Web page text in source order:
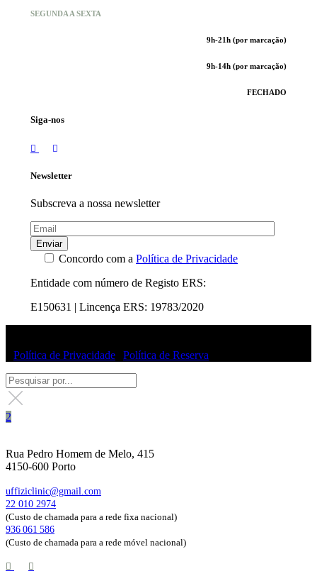
SEGUNDA A SEXTA
9h-21h (por marcação)
9h-14h (por marcação)
FECHADO
Siga-nos
Newsletter
Subscreva a nossa newsletter
Enviar
Concordo com a Política de Privacidade
Entidade com número de Registo ERS:
E150631 | Lincença ERS: 19783/2020
Política de Privacidade Política de Reserva
Rua Pedro Homem de Melo, 415
4150-600 Porto
uffiziclinic@gmail.com
22 010 2974
(Custo de chamada para a rede fixa nacional)
936 061 586
(Custo de chamada para a rede móvel nacional)